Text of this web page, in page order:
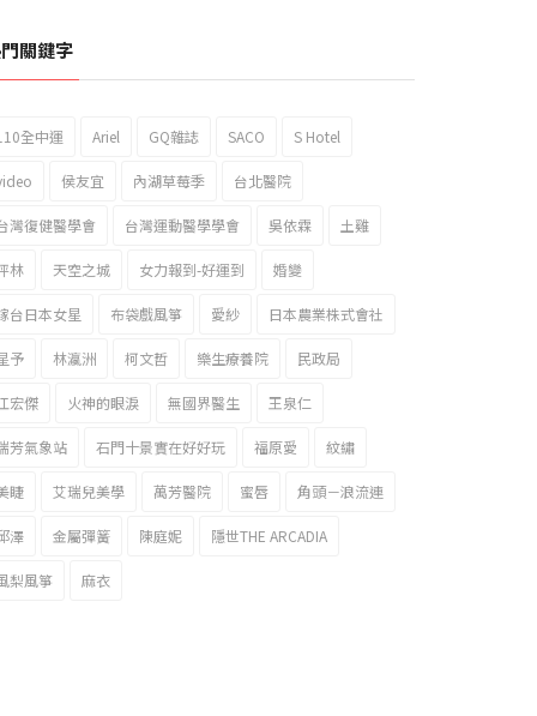
關鍵字
全中運 Ariel GQ雜誌 SACO S Hotel
侯友宜 內湖草莓季 台北醫院
灣復健醫學會 台灣運動醫學學會 吳依霖 土雞
林 天空之城 女力報到-好運到 婚變
台日本女星 布袋戲風箏 愛紗 日本農業株式會社
予 林瀛洲 柯文哲 樂生療養院 民政局
宏傑 火神的眼淚 無國界醫生 王泉仁
芳氣象站 石門十景實在好好玩 福原愛 紋繡
睫 艾瑞兒美學 萬芳醫院 蜜唇 角頭－浪流連
澤 金屬彈簧 陳庭妮 隱世THE ARCADIA
梨風箏 麻衣